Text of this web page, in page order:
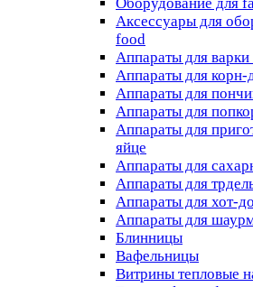
Аксессуары для
food
Аппараты для
Аппараты для корн-
Аппараты для
Аппараты для
Аппараты для
яйце
Аппараты для
Аппараты для
Аппараты для хот-
Аппараты для
Блинницы
Вафельницы
Витрины тепловые